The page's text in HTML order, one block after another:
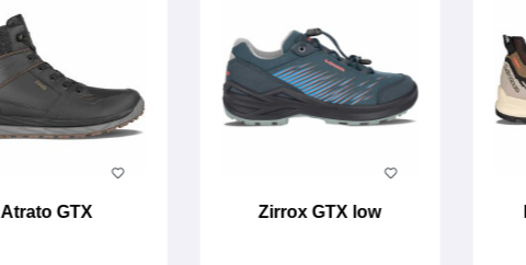
Atrato GTX Zirrox GTX low